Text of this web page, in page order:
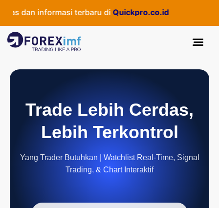
dan informasi terbaru di Quickpro.co.id
Trade Lebih Cerdas,
Lebih Terkontrol
Yang Trader Butuhkan | Watchlist Real-Time, Signal
Trading, & Chart Interaktif